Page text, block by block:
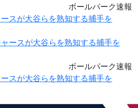
ボールパーク速報
ースが大谷らを熟知する捕手を
ボールパーク速報
ースが大谷らを熟知する捕手を